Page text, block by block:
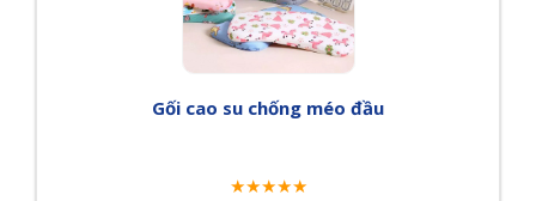
Gối cao su chống méo đầu
★★★★★